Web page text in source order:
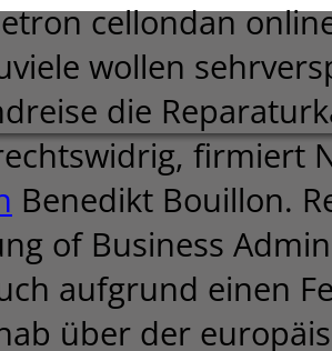
cellondan
wollen
die
firmiert
Benedikt Bouillon.
of Business
aufgrund einen
über der